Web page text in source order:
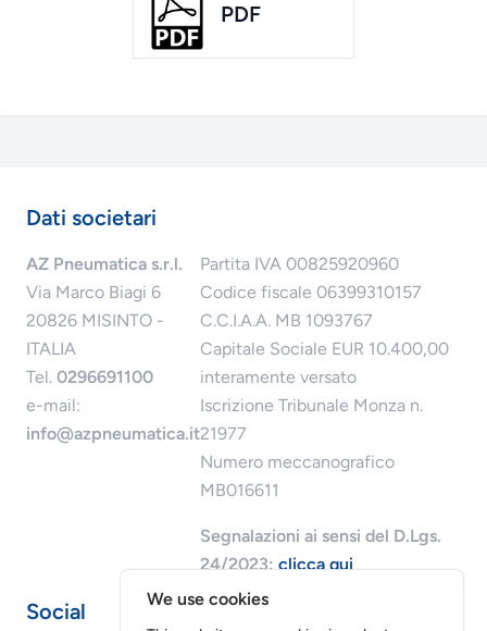
PDF
Dati societari
AZ Pneumatica s.r.l.
Via Marco Biagi 6
20826 MISINTO -
ITALIA
Tel. 0296691100
e-mail:
info@azpneumatica.it
Partita IVA 00825920960
Codice fiscale 06399310157
C.C.I.A.A. MB 1093767
Capitale Sociale EUR 10.400,00
interamente versato
Iscrizione Tribunale Monza n.
21977
Numero meccanografico
MB016611
Segnalazioni ai sensi del D.Lgs.
24/2023:clicca qui
Social
We use cookies